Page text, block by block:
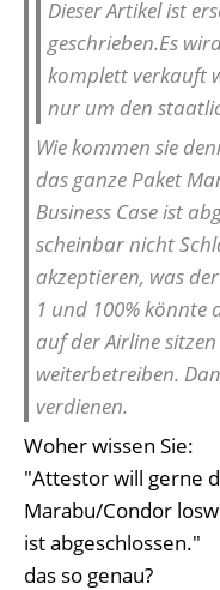
Dieser Artikel ist
geschrieben.Es
komplett verkauft
nur um den
Wie kommen sie
das ganze Paket
Business Case ist
scheinbar nicht
akzeptieren, was
1 und 100% könnte
auf der Airline
weiterbetreiben.
verdienen.
Woher wissen Sie:
"Attestor will gerne
Marabu/Condor
ist abgeschlossen."
das so genau?